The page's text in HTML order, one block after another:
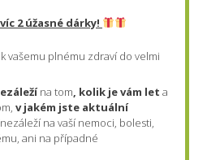
2 úžasné dárky!
vašemu plnému zdraví do velmi
na tom, kolik je vám leta
v jakém jste aktuální
na vaší nemoci, bolesti,
ani na případné